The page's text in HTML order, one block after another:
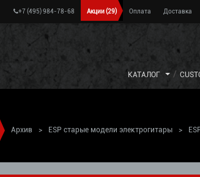
КАТАЛОГ
+7 (495) 984-78-68 Акции(29) Оплата Доставка
Архив > ESP старые модели электрогитары >